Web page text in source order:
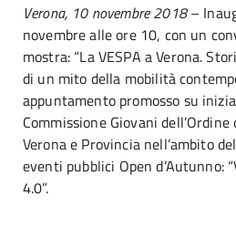
Verona, 10 novembre 2018–
novembre alle ore 10, con un
mostra: “La VESPA a Verona.
di un mito della mobilità
appuntamento promosso su
Commissione Giovani
Verona e Provincia nell’ambito
eventi pubblici Open d’Autunno:
4.0”.